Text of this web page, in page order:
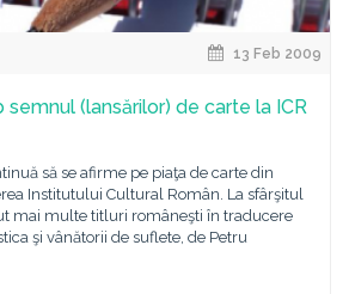
13 Feb 2009
semnul (lansărilor) de carte la ICR
să se afirme pe piaţa de carte din
Institutului Cultural Român. La sfârşitul
mai multe titluri româneşti în traducere
şi vânătorii de suflete, de Petru